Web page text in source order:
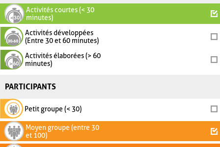
Activités courtes (< 30
minutes)
Activités développées
(Entre 30 et 60 minutes)
Activités élaborées (> 60
minutes)
PARTICIPANTS
Petit groupe (< 30)
Moyen groupe (entre 30
et 100)